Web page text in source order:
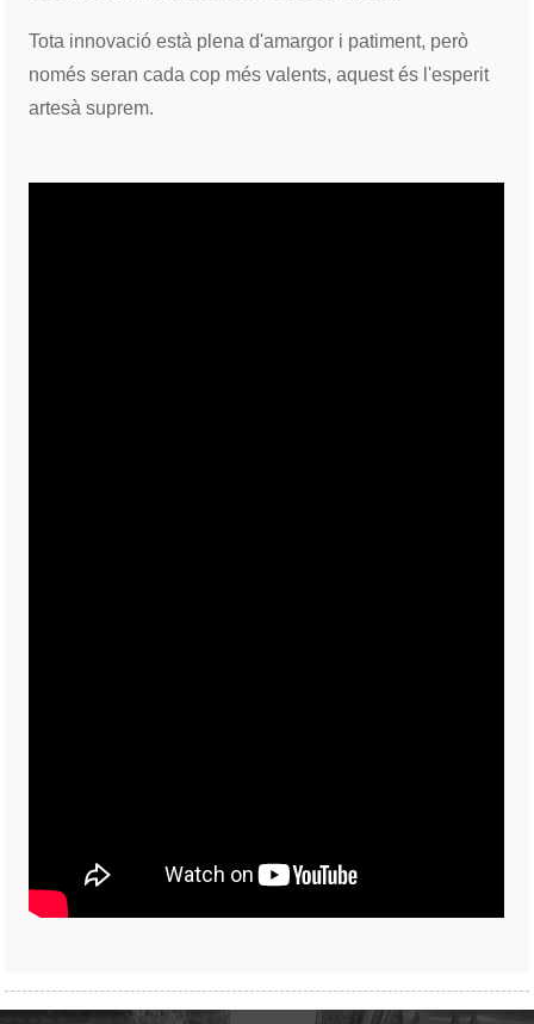
Tota innovació està plena d'amargor i patiment, però
només seran cada cop més valents, aquest és l'esperit
artesà suprem.